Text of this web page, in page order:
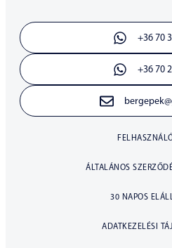
+36 70
+36 70
ÁLTALÁNOS
30 NAPOS
ADATKEZELÉSI